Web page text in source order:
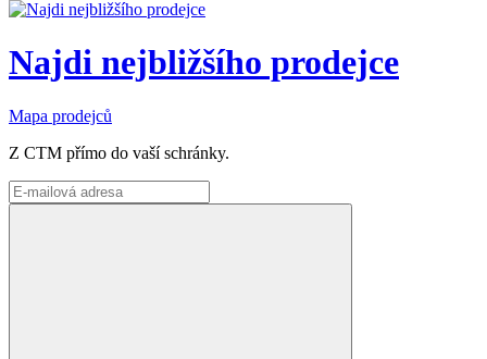
Najdi nejbližšího prodejce
Mapa prodejců
Z CTM přímo do vaší schránky.